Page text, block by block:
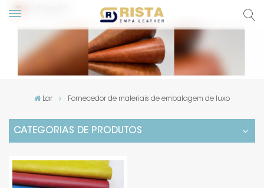
Lar Fornecedor de materiais de embalagem de luxo
CATEGORIAS DE PRODUTOS